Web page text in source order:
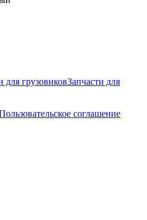
для грузовиковЗапчасти для
соглашение